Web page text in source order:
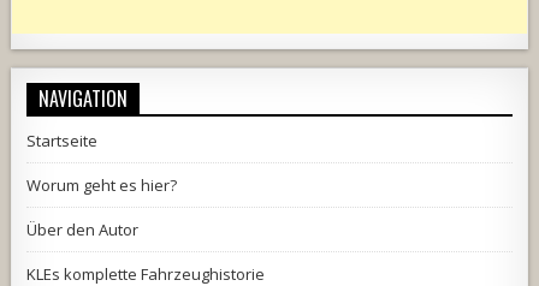
NAVIGATION
Startseite
Worum geht es hier?
Über den Autor
KLEs komplette Fahrzeughistorie